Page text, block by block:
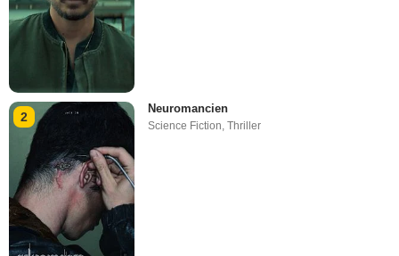
2
Neuromancien
Science Fiction,Thriller